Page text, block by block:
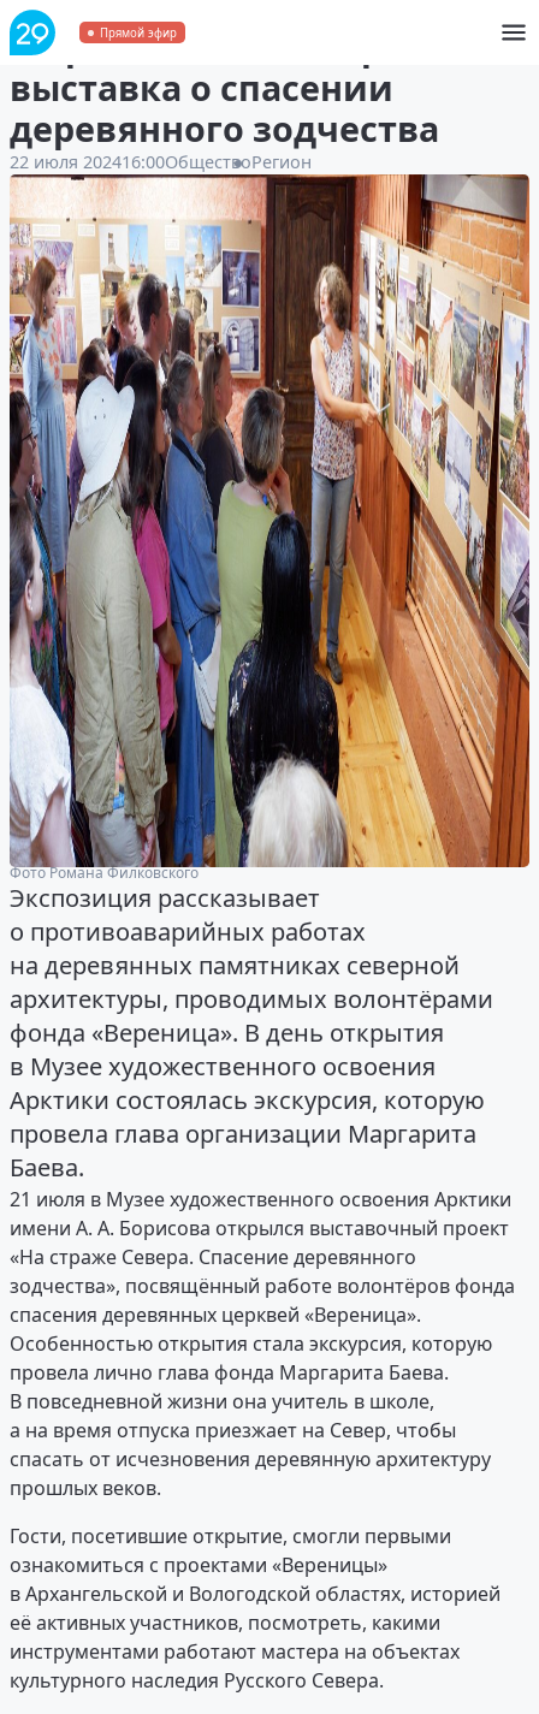
Прямой эфир
В Архангельске открылась
выставка о спасении
деревянного зодчества
22 июля 202416:00ОбществоРегион
Фото Романа Филковского
Экспозиция рассказывает
о противоаварийных работах
на деревянных памятниках северной
архитектуры, проводимых волонтёрами
фонда «Вереница». В день открытия
в Музее художественного освоения
Арктики состоялась экскурсия, которую
провела глава организации Маргарита
Баева.
21 июля в Музее художественного освоения Арктики
имени А. А. Борисова открылся выставочный проект
«На страже Севера. Спасение деревянного
зодчества», посвящённый работе волонтёров фонда
спасения деревянных церквей «Вереница».
Особенностью открытия стала экскурсия, которую
провела лично глава фонда Маргарита Баева.
В повседневной жизни она учитель в школе,
а на время отпуска приезжает на Север, чтобы
спасать от исчезновения деревянную архитектуру
прошлых веков.
Гости, посетившие открытие, смогли первыми
ознакомиться с проектами «Вереницы»
в Архангельской и Вологодской областях, историей
её активных участников, посмотреть, какими
инструментами работают мастера на объектах
культурного наследия Русского Севера.